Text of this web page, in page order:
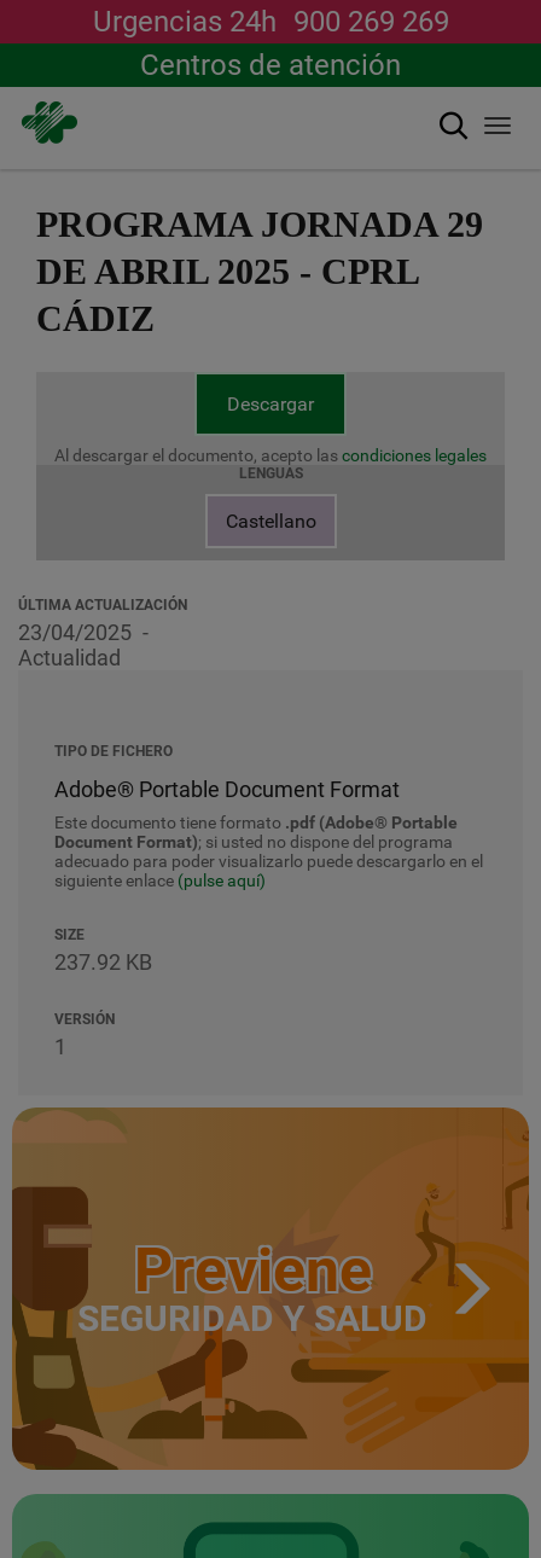
contenido
Urgencias 24h 900 269 269
Centros de atención
Buscar
PROGRAMA JORNADA 29
DE ABRIL 2025 - CPRL
CÁDIZ
Descargar
Al descargar el documento, acepto lascondiciones legales
LENGUAS
Castellano
ÚLTIMA ACTUALIZACIÓN
23/04/2025
Actualidad
TIPO DE FICHERO
Adobe® Portable Document Format
Este documento tiene formato .pdf (Adobe® Portable
Document Format); si usted no dispone del programa
adecuado para poder visualizarlo puede descargarlo en el
siguiente enlace (pulse aquí)
SIZE
237.92 KB
VERSIÓN
1
Previene
SEGURIDAD Y SALUD